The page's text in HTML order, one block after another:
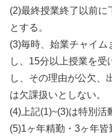
(2)最終授業終了以前に
とする。
(3)毎時、始業チャイム
し、15分以上授業を
し、その理由が公欠、
は欠課扱いとしない。
(4)上記(1)~(3)は特別活
(5)1ヶ年精勤・3ヶ年皆